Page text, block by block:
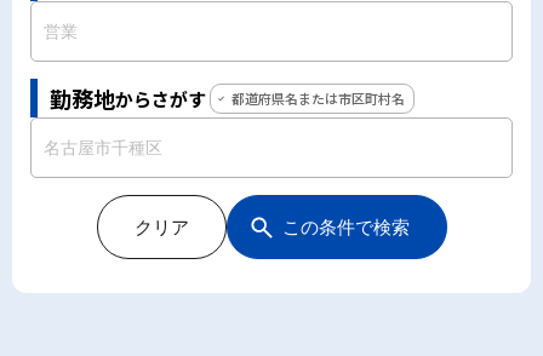
勤務地からさがす 都道府県名または市区町村名
クリア この条件で検索